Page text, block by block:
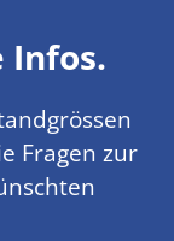
Infos.
Fragen zur